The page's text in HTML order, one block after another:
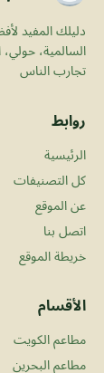
دليلك المفيد
السالمية، حولي،
تجارب الناس
روابط
الرئيسية
كل التصنيفات
عن الموقع
اتصل بنا
خريطة الموقع
الأقسام
مطاعم الكويت
مطاعم البحرين